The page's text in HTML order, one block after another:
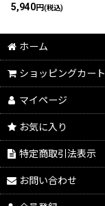
5,940円(税込)
ホーム
ショッピングカート
マイページ
お気に入り
特定商取引法表示
お問い合わせ